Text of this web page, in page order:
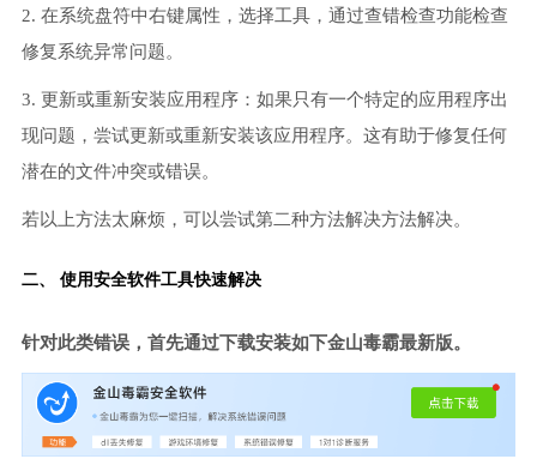
2. 在系统盘符中右键属性，选择工具，通过查错检查功能检查
修复系统异常问题。
3. 更新或重新安装应用程序：如果只有一个特定的应用程序出
现问题，尝试更新或重新安装该应用程序。这有助于修复任何
潜在的文件冲突或错误。
若以上方法太麻烦，可以尝试第二种方法解决方法解决。
二、 使用安全软件工具快速解决
针对此类错误，首先通过下载安装如下金山毒霸最新版。